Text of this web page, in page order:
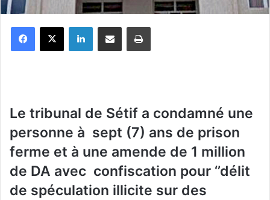
Le tribunal de Sétif a condamné une
personne à sept (7) ans de prison
ferme et à une amende de 1 million
de DA avec confiscation pour ‘’délit
de spéculation illicite sur des